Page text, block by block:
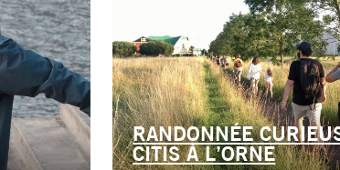
RANDONNÉE
CITIS À L’ORNE